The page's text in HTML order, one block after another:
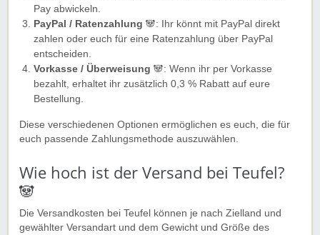
Pay abwickeln.
PayPal / Ratenzahlung 🐼: Ihr könnt mit PayPal direkt
zahlen oder euch für eine Ratenzahlung über PayPal
entscheiden.
Vorkasse / Überweisung 🐼: Wenn ihr per Vorkasse
bezahlt, erhaltet ihr zusätzlich 0,3 % Rabatt auf eure
Bestellung.
Diese verschiedenen Optionen ermöglichen es euch, die für
euch passende Zahlungsmethode auszuwählen.
Wie hoch ist der Versand bei Teufel?
🐼
Die Versandkosten bei Teufel können je nach Zielland und
gewählter Versandart und dem Gewicht und Größe des